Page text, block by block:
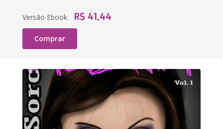
Versão Ebook R$ 41,44
Comprar